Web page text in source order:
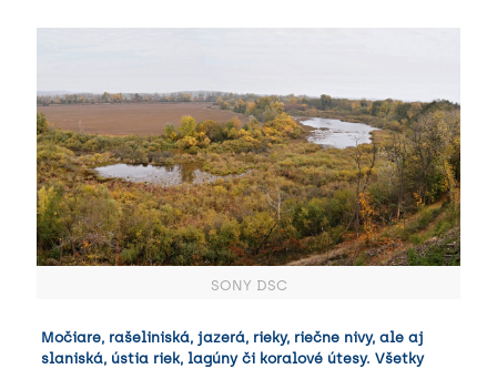
SONY DSC
Močiare, rašeliniská, jazerá, rieky, riečne nivy, ale aj
slaniská, ústia riek, lagúny či koralové útesy. Všetky